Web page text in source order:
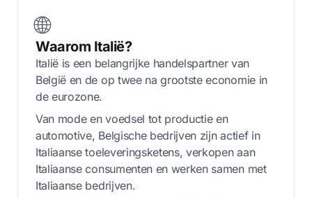
🌐
Waarom Italië?
Italië is een belangrijke handelspartner van
België en de op twee na grootste economie in
de eurozone.
Van mode en voedsel tot productie en
automotive, Belgische bedrijven zijn actief in
Italiaanse toeleveringsketens, verkopen aan
Italiaanse consumenten en werken samen met
Italiaanse bedrijven.